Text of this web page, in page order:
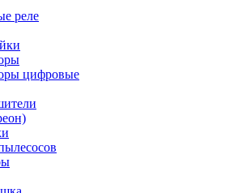
реле
цифровые